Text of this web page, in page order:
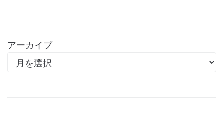
アーカイブ